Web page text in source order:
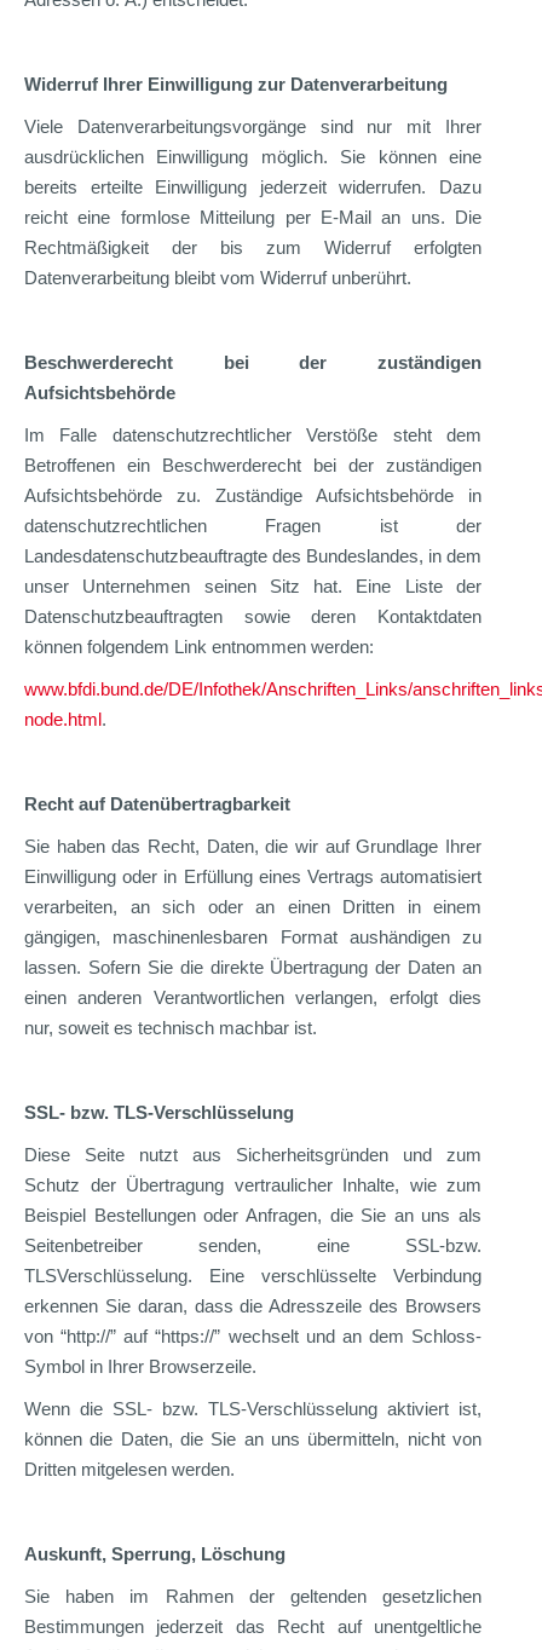
Widerruf Ihrer Einwilligung zur Datenverarbeitung
Viele Datenverarbeitungsvorgänge sind nur mit Ihrer
ausdrücklichen Einwilligung möglich. Sie können eine
bereits erteilte Einwilligung jederzeit widerrufen. Dazu
reicht eine formlose Mitteilung per E-Mail an uns. Die
Rechtmäßigkeit der bis zum Widerruf erfolgten
Datenverarbeitung bleibt vom Widerruf unberührt.
Beschwerderecht bei der zuständigen
Aufsichtsbehörde
Im Falle datenschutzrechtlicher Verstöße steht dem
Betroffenen ein Beschwerderecht bei der zuständigen
Aufsichtsbehörde zu. Zuständige Aufsichtsbehörde in
datenschutzrechtlichen Fragen ist der
Landesdatenschutzbeauftragte des Bundeslandes, in dem
unser Unternehmen seinen Sitz hat. Eine Liste der
Datenschutzbeauftragten sowie deren Kontaktdaten
können folgendem Link entnommen werden:
www.bfdi.bund.de/DE/Infothek/Anschriften_Links/
node.html.
Recht auf Datenübertragbarkeit
Sie haben das Recht, Daten, die wir auf Grundlage Ihrer
Einwilligung oder in Erfüllung eines Vertrags automatisiert
verarbeiten, an sich oder an einen Dritten in einem
gängigen, maschinenlesbaren Format aushändigen zu
lassen. Sofern Sie die direkte Übertragung der Daten an
einen anderen Verantwortlichen verlangen, erfolgt dies
nur, soweit es technisch machbar ist.
SSL- bzw. TLS-Verschlüsselung
Diese Seite nutzt aus Sicherheitsgründen und zum
Schutz der Übertragung vertraulicher Inhalte, wie zum
Beispiel Bestellungen oder Anfragen, die Sie an uns als
Seitenbetreiber senden, eine SSL-bzw.
TLSVerschlüsselung. Eine verschlüsselte Verbindung
erkennen Sie daran, dass die Adresszeile des Browsers
von “http://” auf “https://” wechselt und an dem Schloss-
Symbol in Ihrer Browserzeile.
Wenn die SSL- bzw. TLS-Verschlüsselung aktiviert ist,
können die Daten, die Sie an uns übermitteln, nicht von
Dritten mitgelesen werden.
Auskunft, Sperrung, Löschung
Sie haben im Rahmen der geltenden gesetzlichen
Bestimmungen jederzeit das Recht auf unentgeltliche